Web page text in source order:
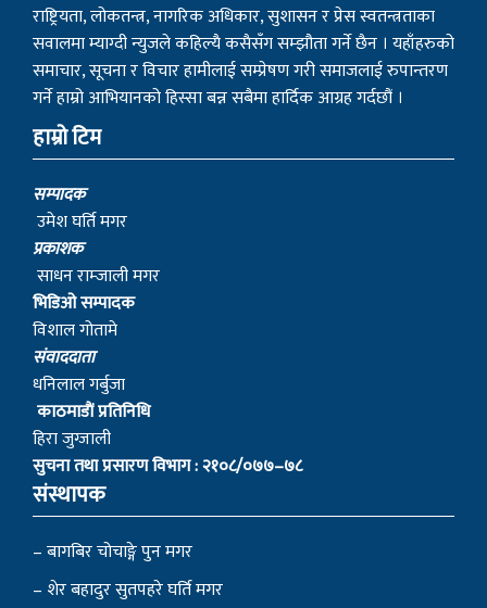
राष्ट्रियता, लोकतन्त्र, नागरिक अधिकार, सुशासन र प्रेस स्वतन्त्रताका
सवालमा म्याग्दी न्युजले कहिल्यै कसैसँग सम्झौता गर्ने छैन । यहाँहरुको
समाचार, सूचना र विचार हामीलाई सम्प्रेषण गरी समाजलाई रुपान्तरण
गर्ने हाम्रो आभियानको हिस्सा बन्न सबैमा हार्दिक आग्रह गर्दछौं ।
हाम्रो टिम
सम्पादक
उमेश घर्ति मगर
प्रकाशक
साधन राम्जाली मगर
भिडिओ सम्पादक
विशाल गोतामे
स‌ंवाददाता
धनिलाल गर्बुजा
काठमाडाैं प्रतिनिधि
हिरा जुग्जाली
सुचना तथा प्रसारण विभाग : २१०८/०७७–७८
संस्थापक
– बागबिर चोचाङ्गे पुन मगर
– शेर बहादुर सुतपहरे घर्ति मगर